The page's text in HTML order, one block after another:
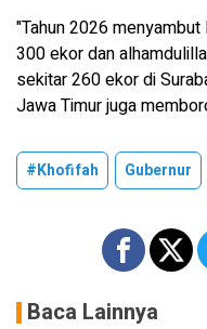
"Tahun 2026
300 ekor dan
sekitar 260 ekor di
Jawa Timur juga
#Khofifah Gubernur
Baca Lainnya